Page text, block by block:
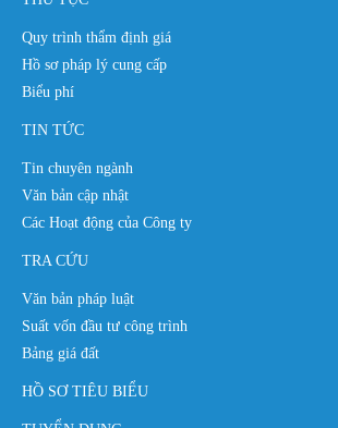
Quy trình thẩm định giá
Hồ sơ pháp lý cung cấp
Biểu phí
TIN TỨC
Tin chuyên ngành
Văn bản cập nhật
Các Hoạt động của Công ty
TRA CỨU
Văn bản pháp luật
Suất vốn đầu tư công trình
Bảng giá đất
HỒ SƠ TIÊU BIỂU